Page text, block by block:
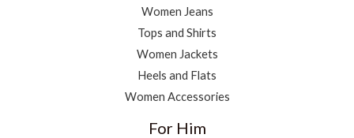
Women Jeans
Tops and Shirts
Women Jackets
Heels and Flats
Women Accessories
For Him